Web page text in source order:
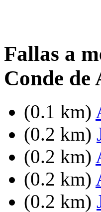
Fallas a
Conde de
(0.1 km)
(0.2 km)
(0.2 km)
(0.2 km)
(0.2 km)